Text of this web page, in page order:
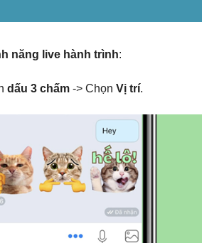
năng live hành trình:
dấu 3 chấm -> Chọn Vị trí.